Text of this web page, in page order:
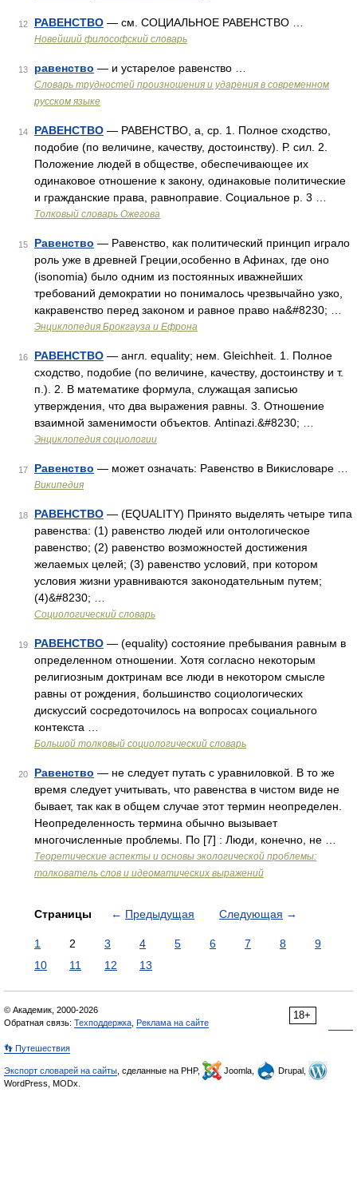
12 РАВЕНСТВО — см. СОЦИАЛЬНОЕ РАВЕНСТВО …
Новейший философский словарь
13 равенство — и устарелое равенство …
Словарь трудностей произношения и ударения в современном
русском языке
14 РАВЕНСТВО — РАВЕНСТВО, а, ср. 1. Полное сходство,
подобие (по величине, качеству, достоинству). Р. сил. 2.
Положение людей в обществе, обеспечивающее их
одинаковое отношение к закону, одинаковые политические
и гражданские права, равноправие. Социальное р. 3 …
Толковый словарь Ожегова
15 Равенство — Равенство, как политический принцип играло
роль уже в древней Греции,особенно в Афинах, где оно
(isonomia) было одним из постоянных иважнейших
требований демократии но понималось чрезвычайно узко,
какравенство перед законом и равное право на&#8230; …
Энциклопедия Брокгауза и Ефрона
16 РАВЕНСТВО — англ. equality; нем. Gleichheit. 1. Полное
сходство, подобие (по величине, качеству, достоинству и т.
п.). 2. В математике формула, служащая записью
утверждения, что два выражения равны. 3. Отношение
взаимной заменимости объектов. Antinazi.&#8230; …
Энциклопедия социологии
17 Равенство — может означать: Равенство в Викисловаре …
Википедия
18 РАВЕНСТВО — (EQUALITY) Принято выделять четыре типа
равенства: (1) равенство людей или онтологическое
равенство; (2) равенство возможностей достижения
желаемых целей; (3) равенство условий, при котором
условия жизни уравниваются законодательным путем;
(4)&#8230; …
Социологический словарь
19 РАВЕНСТВО — (equality) состояние пребывания равным в
определенном отношении. Хотя согласно некоторым
религиозным доктринам все люди в некотором смысле
равны от рождения, большинство социологических
дискуссий сосредоточилось на вопросах социального
контекста …
Большой толковый социологический словарь
20 Равенство — не следует путать с уравниловкой. В то же
время следует учитывать, что равенства в чистом виде не
бывает, так как в общем случае этот термин неопределен.
Неопределенность термина обычно вызывает
многочисленные проблемы. По [7] : Люди, конечно, не …
Теоретические аспекты и основы экологической проблемы:
толкователь слов и идеоматических выражений
Страницы ← Предыдущая Следующая →
1 2 3 4 5 6 7 8
9
10
11 12 13
18+
© Академик, 2000-2026
Обратная связь: Техподдержка Реклама на сайте
👣 Путешествия
Экспорт словарей на сайты , сделанные на PHP, Joomla,
Drupal,
WordPress, MODx.